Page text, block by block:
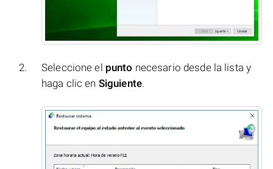
Seleccione el punto necesario desde la lista y
haga clic en Siguiente.